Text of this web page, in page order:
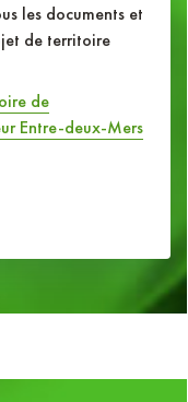
les documents et
de territoire
de
Entre-deux-Mers